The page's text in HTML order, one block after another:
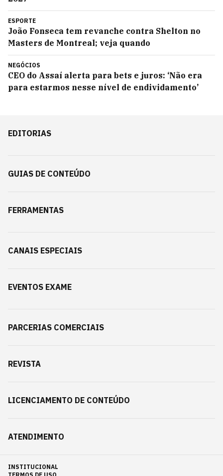
ESPORTE
João Fonseca tem revanche contra Shelton no
Masters de Montreal; veja quando
NEGÓCIOS
CEO do Assaí alerta para bets e juros: ‘Não era
para estarmos nesse nível de endividamento’
EDITORIAS
GUIAS DE CONTEÚDO
FERRAMENTAS
CANAIS ESPECIAIS
EVENTOS EXAME
PARCERIAS COMERCIAIS
REVISTA
LICENCIAMENTO DE CONTEÚDO
ATENDIMENTO
INSTITUCIONAL